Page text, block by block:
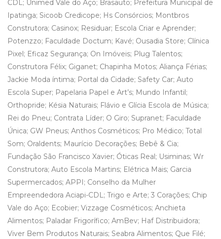
CDL; Unimed Vale do Aço; Brasauto; Prefeitura Municipal de
Ipatinga; Sicoob Credicope; Hs Consórcios; Montbros
Construtora; Casinox; Residuar; Escola Criar e Aprender;
Potenzzo; Faculdade Doctum; Kavé; Ousadia Store; Clínica
Pixel; Eficaz Segurança; On Imóveis; Plug Talentos;
Construtora Félix; Giganet; Chapinha Motos; Aliança Férias;
Jackie Moda íntima; Portal da Cidade; Safety Car; Auto
Escola Super; Papelaria Papel e Art’s; Mundo Infantil;
Orthopride; Késia Naturais; Flávio e Glícia Escola de Música;
Rei do Pneu; Contrata Líder; O Giro; Supranet; Faculdade
Única; GW Pneus; Anthos Cosméticos; Pro Médico; Total
Som; Oraldents; Maurício Decorações; Bebê & Cia;
Fundação São Francisco Xavier; Óticas Real; Usiminas; Wr
Construtora; Auto Escola Martins; Elétrica Mais; Garcia
Supermercados; APPI; Conselho da Mulher
Empreendedora Aciapi-CDL; Trigo e Arte; 3 Corações; Chip
Vale do Aço; Ecobier; Vizzage Cosméticos; Anchieta
Alimentos; Paladar Frigorífico; AmBev; Haf Distribuidora;
Viver Bem Produtos Naturais; Seabra Alimentos; Que Filé;